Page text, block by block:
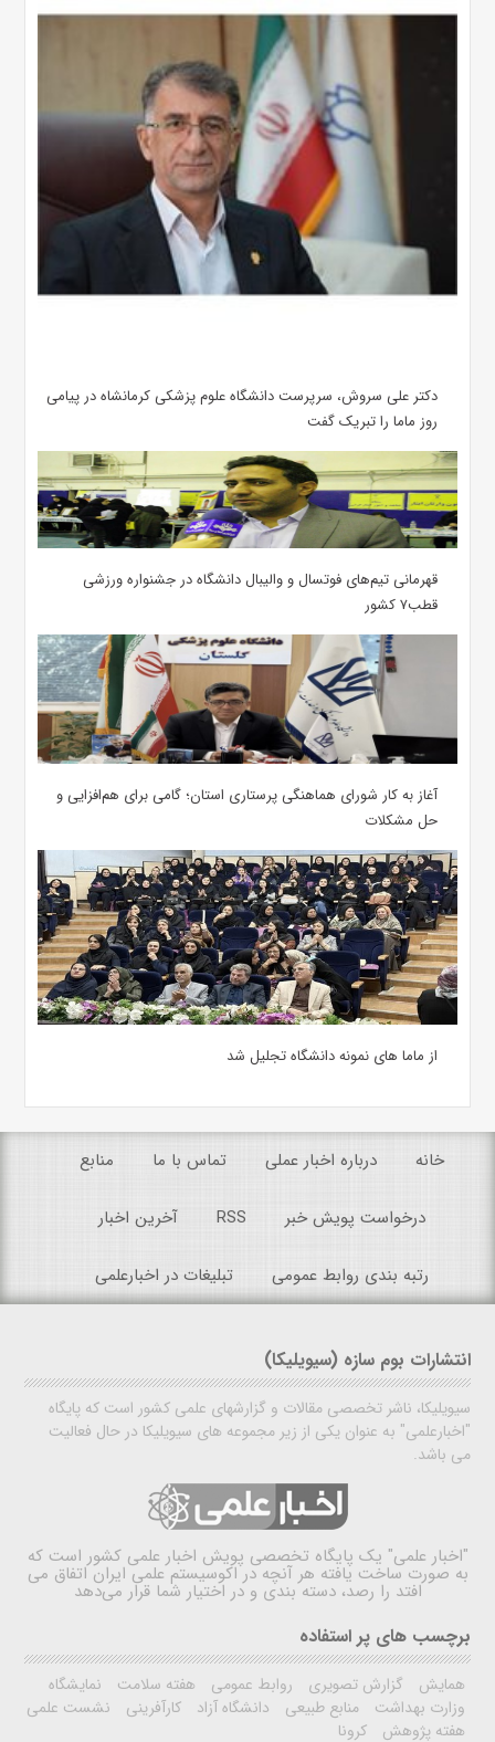
دکتر علی سروش، سرپرست دانشگاه علوم پزشکی کرمانشاه در پیامی
روز ماما را تبریک گفت
قهرمانی تیم‌های فوتسال و والیبال دانشگاه در جشنواره ورزشی
قطب۷ کشور
آغاز به کار شورای هماهنگی پرستاری استان؛ گامی برای هم‌افزایی و
حل مشکلات
از ماما های نمونه دانشگاه تجلیل شد
خانه درباره اخبار عملی تماس با ما منابع
درخواست پویش خبر RSS آخرین اخبار
رتبه بندی روابط عمومی تبلیغات در اخبارعلمی
انتشارات بوم سازه (سیویلیکا)
سیویلیکا، ناشر تخصصی مقالات و گزارشهای علمی کشور است که پایگاه
"اخبارعلمی" به عنوان یکی از زیر مجموعه های سیویلیکا در حال فعالیت
می باشد.
"اخبار علمی" یک پایگاه تخصصی پویش اخبار علمی کشور است که
به صورت ساخت یافته هر آنچه در اکوسیستم علمی ایران اتفاق می
افتد را رصد، دسته بندی و در اختیار شما قرار می‌دهد
برچسب های پر استفاده
همایش گزارش تصویری روابط عمومی هفته سلامت
نمایشگاه
وزارت بهداشت
منابع طبیعی دانشگاه آزاد کارآفرینی
نشست علمی
هفته پژوهش
کرونا